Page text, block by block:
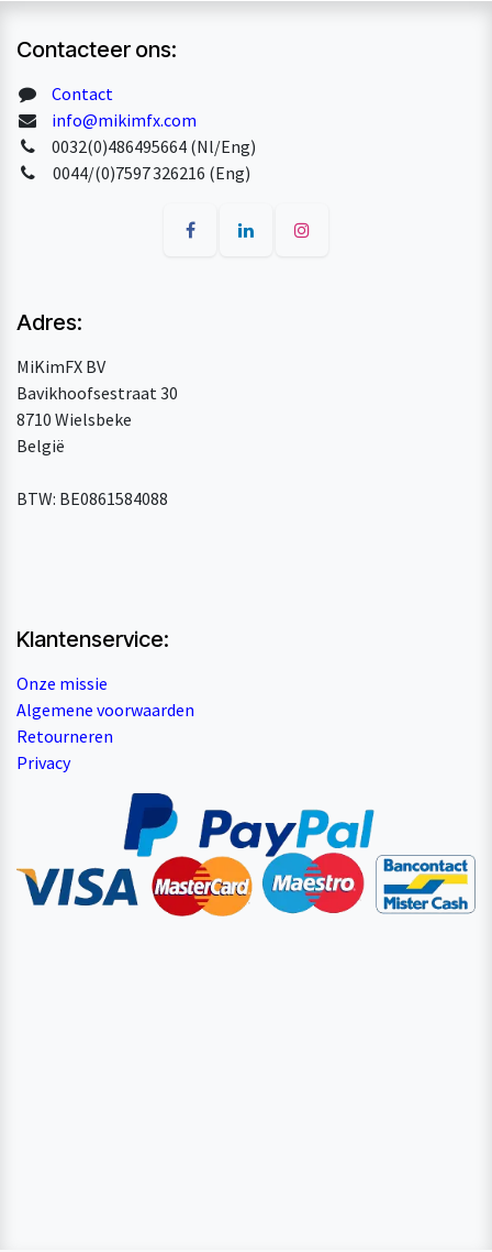
Contacteer ons:
Contact
info@mikimfx.com
0032(0)486495664 (Nl/Eng)
0044/(0)7597 326216 (Eng)
Adres:
MiKimFX BV
Bavikhoofsestraat 30
8710 Wielsbeke
België
BTW: BE0861584088
Klantenservice:
Onze missie
Algemene voorwaarden
Retourneren
Privacy